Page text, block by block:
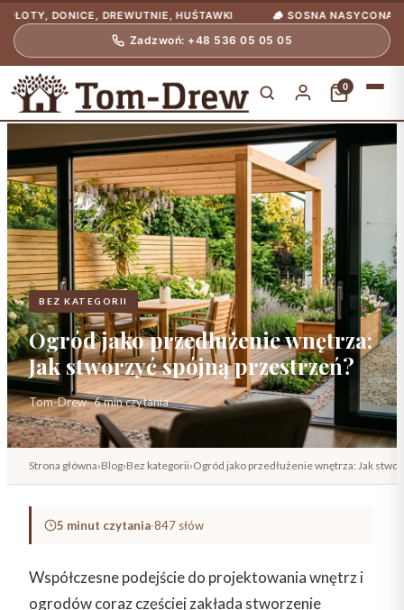
DREWUTNIE, HUŚTAWKI 🪵 SOSNA NASYCONA
Zadzwoń: +48 536 05 05 05
0
BEZ KATEGORII
Ogród jako przedłużenie wnętrza:
Jak stworzyć spójną przestrzeń?
Tom-Drew··6 min czytania
Strona główna›Blog›Bez kategorii›Ogród jako przedłużenie wnętrza: Jak
5 minut czytania·847 słów
Współczesne podejście do projektowania wnętrz i
ogrodów coraz częściej zakłada stworzenie